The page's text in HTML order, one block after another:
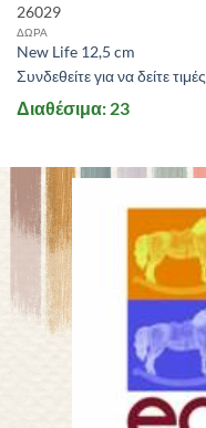
26029
ΔΩΡΑ
New Life 12,5 cm
Συνδεθείτε για να δείτε τιμές
Διαθέσιμα: 23